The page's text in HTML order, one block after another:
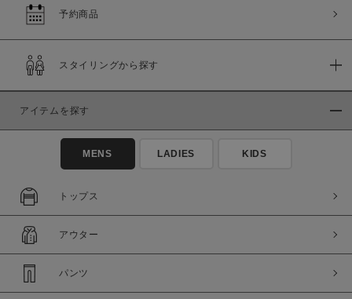
予約商品
スタイリングから探す
アイテムを探す
MENS LADIES KIDS
トップス
アウター
パンツ